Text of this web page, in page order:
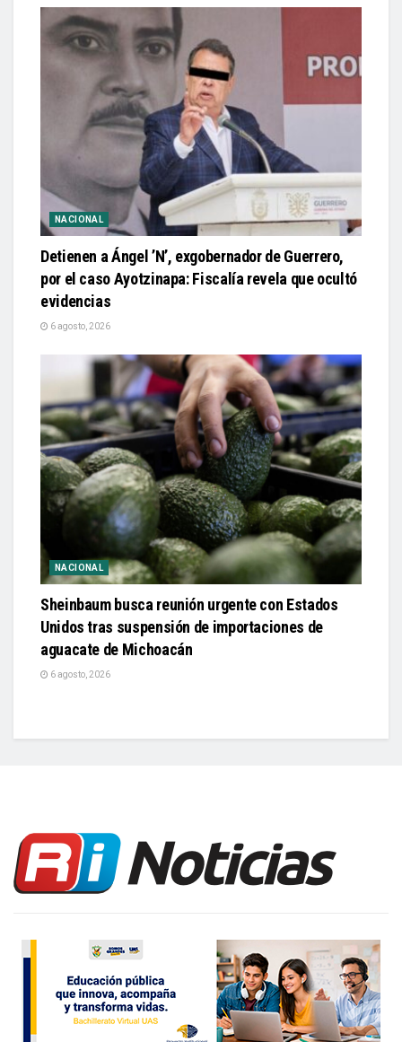
NACIONAL
Detienen a Ángel ’N’, exgobernador de Guerrero,
por el caso Ayotzinapa: Fiscalía revela que ocultó
evidencias
6 agosto, 2026
NACIONAL
Sheinbaum busca reunión urgente con Estados
Unidos tras suspensión de importaciones de
aguacate de Michoacán
6 agosto, 2026